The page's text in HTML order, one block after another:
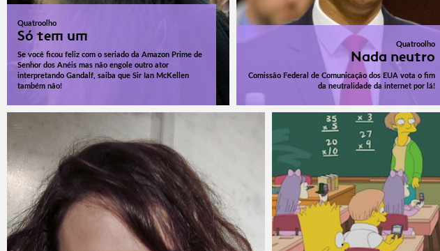
Quatroolho
Só tem um
Se você ficou feliz com o seriado da Amazon Prime de
Senhor dos Anéis mas não engole outro ator
interpretando Gandalf, saiba que Sir Ian McKellen
também não!
Quatroolho
Nada neutro
Comissão Federal de Comunicação dos EUA vota o fim
da neutralidade da internet por lá!